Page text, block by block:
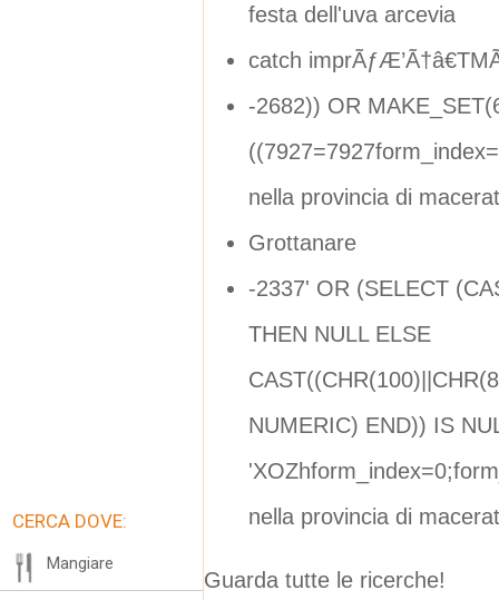
festa dell'uva arcevia
catch
-2682)) OR
nella provincia di
Grottanare
-2337' OR (SELECT
THEN NULL ELSE
NUMERIC) END)) IS
nella provincia di
Guarda tutte le ricerche!
CERCA DOVE:
Mangiare